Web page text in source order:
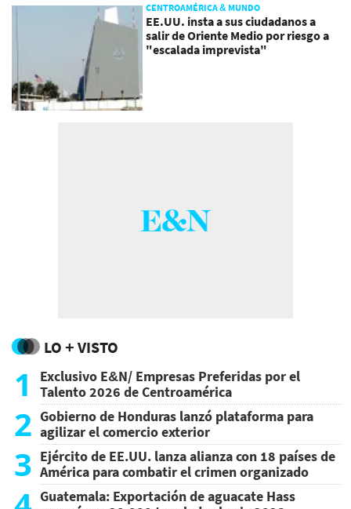
CENTROAMÉRICA & MUNDO
EE.UU. insta a sus ciudadanos a
salir de Oriente Medio por riesgo a
"escalada imprevista"
LO + VISTO
1
Exclusivo E&N/ Empresas Preferidas por el
Talento 2026 de Centroamérica
2 Gobierno de Honduras lanzó plataforma para
agilizar el comercio exterior
3 Ejército de EE.UU. lanza alianza con 18 países de
América para combatir el crimen organizado
Guatemala: Exportación de aguacate Hass